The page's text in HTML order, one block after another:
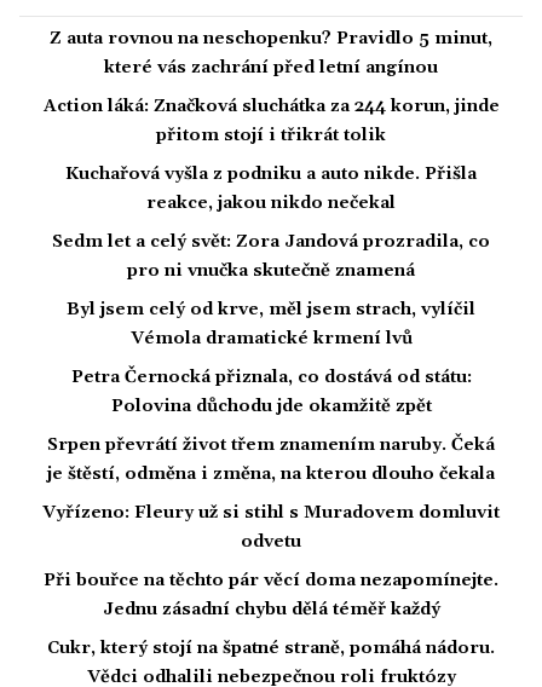
Z auta rovnou na neschopenku? Pravidlo 5 minut,
které vás zachrání před letní angínou
Action láká: Značková sluchátka za 244 korun, jinde
přitom stojí i třikrát tolik
Kuchařová vyšla z podniku a auto nikde. Přišla
reakce, jakou nikdo nečekal
Sedm let a celý svět: Zora Jandová prozradila, co
pro ni vnučka skutečně znamená
Byl jsem celý od krve, měl jsem strach, vylíčil
Vémola dramatické krmení lvů
Petra Černocká přiznala, co dostává od státu:
Polovina důchodu jde okamžitě zpět
Srpen převrátí život třem znamením naruby. Čeká
je štěstí, odměna i změna, na kterou dlouho čekala
Vyřízeno: Fleury už si stihl s Muradovem domluvit
odvetu
Při bouřce na těchto pár věcí doma nezapomínejte.
Jednu zásadní chybu dělá téměř každý
Cukr, který stojí na špatné straně, pomáhá nádoru.
Vědci odhalili nebezpečnou roli fruktózy